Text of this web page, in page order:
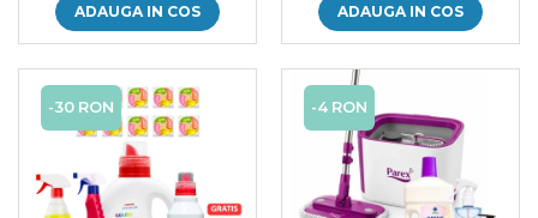
ADAUGA IN COS ADAUGA IN COS
-30 RON -4 RON